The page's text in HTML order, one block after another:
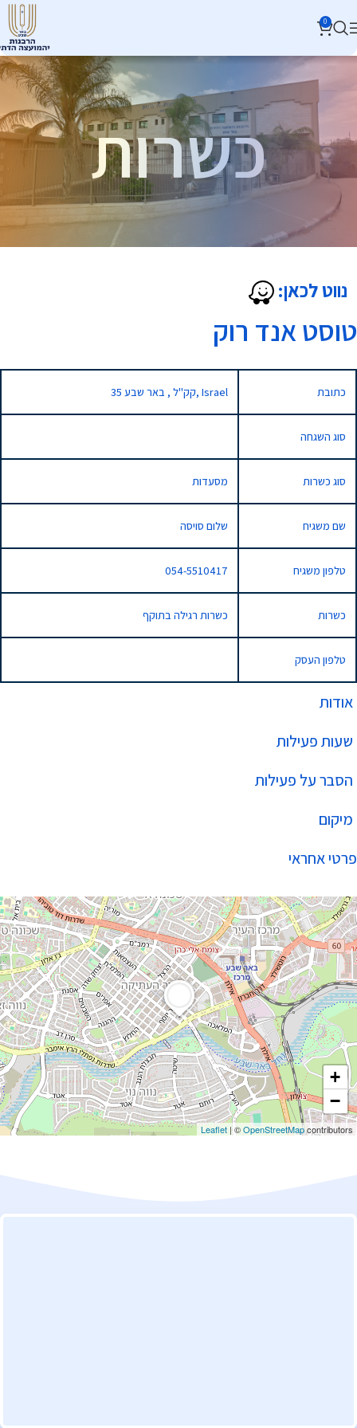
0
כשרות
אודות
שעות פעילות
הסבר על פעילות
מיקום
פרטי אחראי
נווט לכאן:
טוסט אנד רוק
כתובת 35 קק"ל , באר שבע, Israel
סוג השגחה
סוג כשרות מסעדות
שם משגיח שלום סויסה
טלפון משגיח 054-5510417
כשרות כשרות רגילה בתוקף
טלפון העסק
+
−
Leaflet | ©OpenStreetMapcontributors